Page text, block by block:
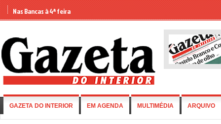
Nas Bancas à 4ª feira
GAZETA DO INTERIOR EM AGENDA MULTIMÉDIA ARQUIVO